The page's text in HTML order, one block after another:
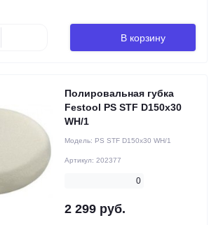
В корзину
Полировальная губка
Festool PS STF D150x30
WH/1
Модель: PS STF D150x30 WH/1
Артикул: 202377
0
2 299 руб.